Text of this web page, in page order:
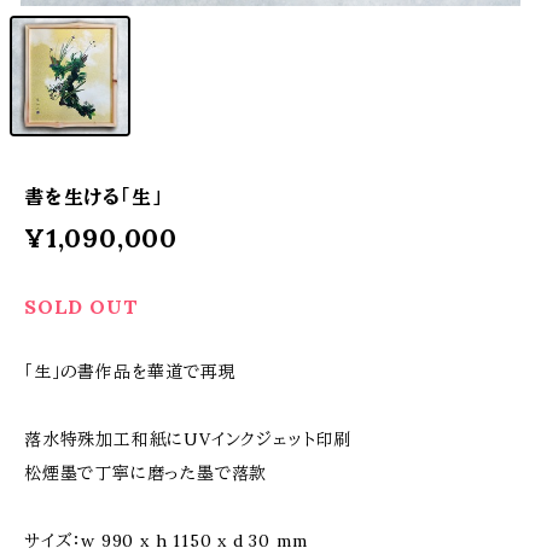
書を生ける「生」
¥1,090,000
SOLD OUT
「生」の書作品を華道で再現
落水特殊加工和紙にUVインクジェット印刷
松煙墨で丁寧に磨った墨で落款
サイズ：w 990 x h 1150 x d 30 mm